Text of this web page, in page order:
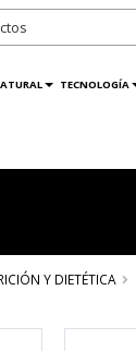
TECNOLOGÍA
Y DIETÉTICA